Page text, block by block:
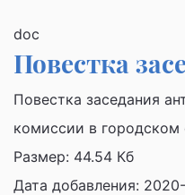
doc
Повестка
Повестка заседания
комиссии в
Размер: 44.54 Кб
Дата добавления: